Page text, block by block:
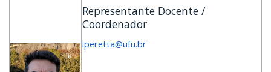
Representante Docente /
Coordenador
iperetta@ufu.br